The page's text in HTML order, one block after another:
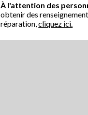
À l'attention des
obtenir des
réparation,cliquez ici.